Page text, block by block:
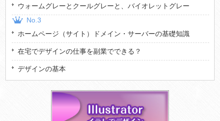
ウォームグレーとクールグレーと、バイオレットグレー
No.3
ホームページ（サイト）ドメイン・サーバーの基礎知識
在宅でデザインの仕事を副業でできる？
デザインの基本